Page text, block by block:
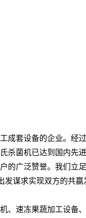
套设备的企业。
杀菌机已达到国内先进
广泛赞誉。我们
谋求实现双方的共
速冻果蔬加工设